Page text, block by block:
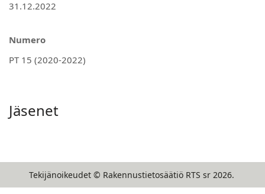
Numero
Jäsenet
Tekijänoikeudet © Rakennustietosäätiö RTS sr 2026.